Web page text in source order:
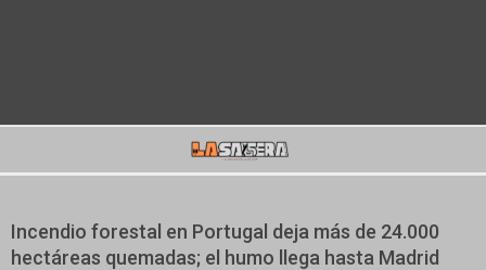
Incendio forestal en Portugal deja más de 24.000
hectáreas quemadas; el humo llega hasta Madrid